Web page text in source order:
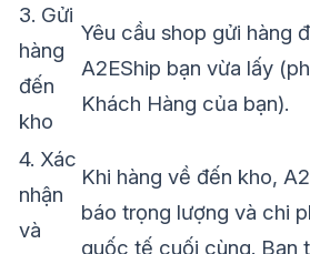
3. Gửi
hàng
đến
kho
Yêu cầu shop gửi hàng
A2EShip bạn vừa lấy
Khách Hàng của bạn).
4. Xác
nhận
và
Khi hàng về đến kho,
báo trọng lượng và chi
quốc tế cuối cùng. Bạn